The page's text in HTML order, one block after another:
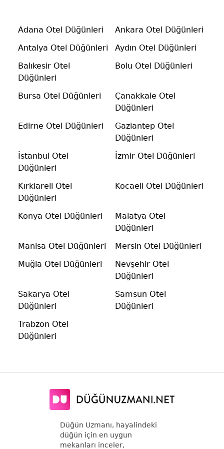
Adana Otel Düğünleri
Ankara Otel Düğünleri
Antalya Otel Düğünleri
Aydın Otel Düğünleri
Balıkesir Otel
Düğünleri
Bolu Otel Düğünleri
Bursa Otel Düğünleri
Çanakkale Otel
Düğünleri
Edirne Otel Düğünleri
Gaziantep Otel
Düğünleri
İstanbul Otel
Düğünleri
İzmir Otel Düğünleri
Kırklareli Otel
Düğünleri
Kocaeli Otel Düğünleri
Konya Otel Düğünleri
Malatya Otel
Düğünleri
Manisa Otel Düğünleri
Mersin Otel Düğünleri
Muğla Otel Düğünleri
Nevşehir Otel
Düğünleri
Sakarya Otel
Düğünleri
Samsun Otel
Düğünleri
Trabzon Otel
Düğünleri
Düğün Uzmanı, hayalindeki
düğün için en uygun
mekanları inceler,